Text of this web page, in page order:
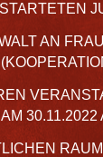
AN
AM 30.11.2022